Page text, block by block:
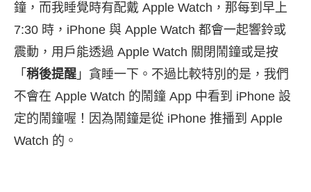
鐘，而我睡覺時有配戴 Apple Watch，那每到早上
7:30 時，iPhone 與 Apple Watch 都會一起響鈴或
震動，用戶能透過 Apple Watch 關閉鬧鐘或是按
「 稍後提醒 」貪睡一下。不過比較特別的是，我們
不會在 Apple Watch 的鬧鐘 App 中看到 iPhone 設
定的鬧鐘喔！因為鬧鐘是從 iPhone 推播到 Apple
Watch 的。